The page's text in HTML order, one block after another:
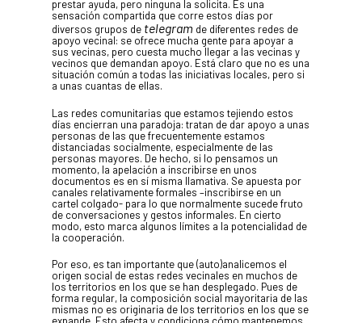
prestar ayuda, pero ninguna la solicita. Es una
sensación compartida que corre estos días por
diversos grupos de telegram de diferentes redes de
apoyo vecinal: se ofrece mucha gente para apoyar a
sus vecinas, pero cuesta mucho llegar a las vecinas y
vecinos que demandan apoyo. Está claro que no es una
situación común a todas las iniciativas locales, pero si
a unas cuantas de ellas.
Las redes comunitarias que estamos tejiendo estos
días encierran una paradoja: tratan de dar apoyo a unas
personas de las que frecuentemente estamos
distanciadas socialmente, especialmente de las
personas mayores. De hecho, si lo pensamos un
momento, la apelación a inscribirse en unos
documentos es en sí misma llamativa. Se apuesta por
canales relativamente formales –inscribirse en un
cartel colgado- para lo que normalmente sucede fruto
de conversaciones y gestos informales. En cierto
modo, esto marca algunos límites a la potencialidad de
la cooperación.
Por eso, es tan importante que (auto)analicemos el
origen social de estas redes vecinales en muchos de
los territorios en los que se han desplegado. Pues de
forma regular, la composición social mayoritaria de las
mismas no es originaria de los territorios en los que se
LA DULA
EQUIPO